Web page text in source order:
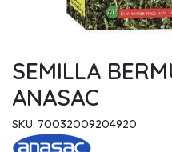
SEMILLA
ANASAC
SKU: 70032009204920